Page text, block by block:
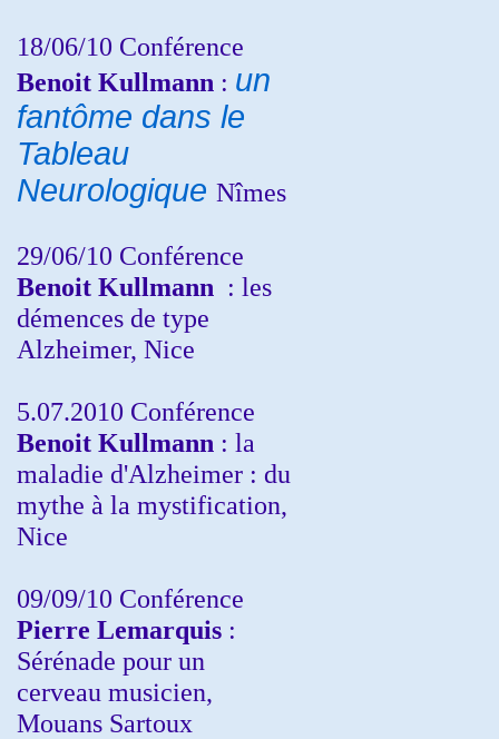
18/06/10 Conférence
Benoit Kullmann : un
fantôme dans le
Tableau
Neurologique Nîmes
29/06/10 Conférence
Benoit Kullmann : les
démences de type
Alzheimer, Nice
5.07.2010 Conférence
Benoit Kullmann : la
maladie d'Alzheimer : du
mythe à la mystification,
Nice
09/09/10 Conférence
Pierre Lemarquis :
Sérénade pour un
cerveau musicien,
Mouans Sartoux